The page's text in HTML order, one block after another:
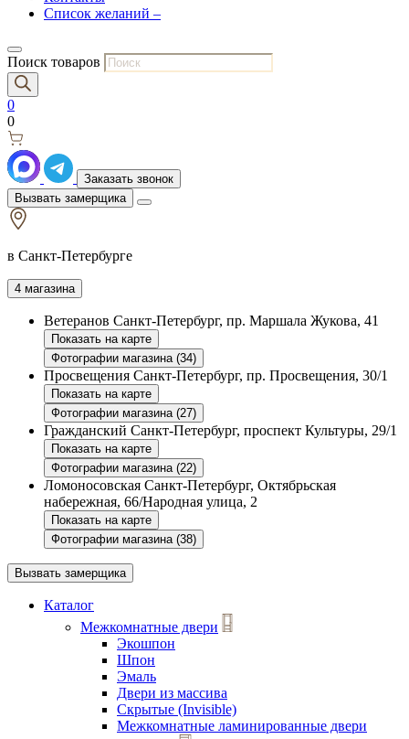
Список желаний –
Поиск товаров
0
0
Заказать звонок
Вызвать замерщика
в Санкт-Петербурге
4 магазина
Ветеранов Санкт-Петербург, пр. Маршала Жукова, 41
Показать на карте
Фотографии магазина (34)
Просвещения Санкт-Петербург, пр. Просвещения, 30/1
Показать на карте
Фотографии магазина (27)
Гражданский Санкт-Петербург, проспект Культуры, 29/1
Показать на карте
Фотографии магазина (22)
Ломоносовская Санкт-Петербург, Октябрьская
набережная, 66/Народная улица, 2
Показать на карте
Фотографии магазина (38)
Вызвать замерщика
Каталог
Межкомнатные двери
Экошпон
Шпон
Эмаль
Двери из массива
Скрытые (Invisible)
Межкомнатные ламинированные двери